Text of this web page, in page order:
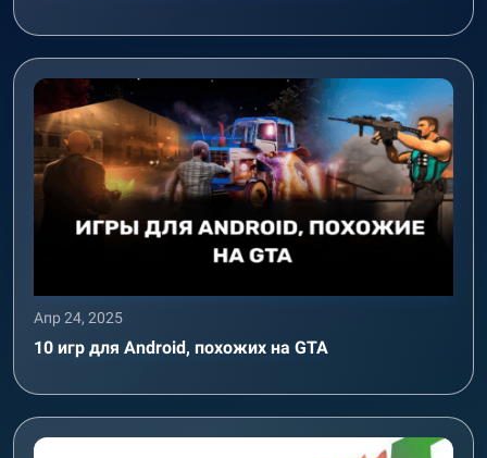
Апр 24, 2025
10 игр для Android, похожих на GTA